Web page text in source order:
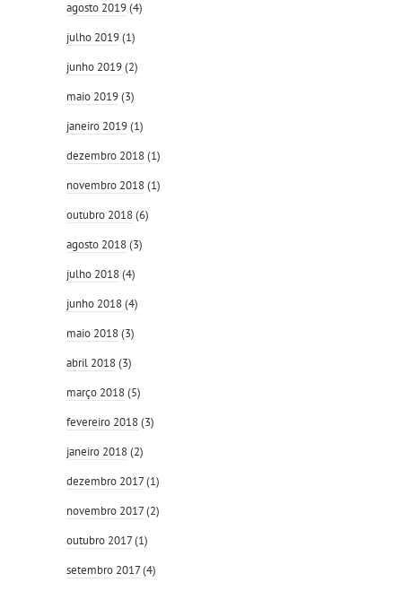
agosto 2019(4)
julho 2019(1)
junho 2019(2)
maio 2019(3)
janeiro 2019(1)
dezembro 2018(1)
novembro 2018(1)
outubro 2018(6)
agosto 2018(3)
julho 2018(4)
junho 2018(4)
maio 2018(3)
abril 2018(3)
março 2018(5)
fevereiro 2018(3)
janeiro 2018(2)
dezembro 2017(1)
novembro 2017(2)
outubro 2017(1)
setembro 2017(4)